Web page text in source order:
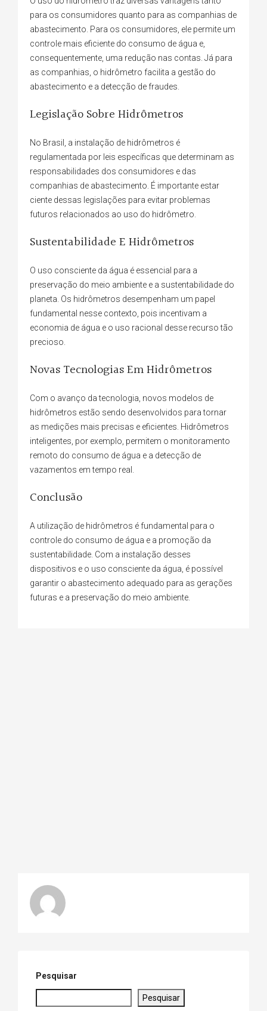
para os consumidores quanto para as companhias de
abastecimento. Para os consumidores, ele permite um
controle mais eficiente do consumo de água e,
consequentemente, uma redução nas contas. Já para
as companhias, o hidrômetro facilita a gestão do
abastecimento e a detecção de fraudes.
Legislação Sobre Hidrômetros
No Brasil, a instalação de hidrômetros é
regulamentada por leis específicas que determinam as
responsabilidades dos consumidores e das
companhias de abastecimento. É importante estar
ciente dessas legislações para evitar problemas
futuros relacionados ao uso do hidrômetro.
Sustentabilidade E Hidrômetros
O uso consciente da água é essencial para a
preservação do meio ambiente e a sustentabilidade do
planeta. Os hidrômetros desempenham um papel
fundamental nesse contexto, pois incentivam a
economia de água e o uso racional desse recurso tão
precioso.
Novas Tecnologias Em Hidrômetros
Com o avanço da tecnologia, novos modelos de
hidrômetros estão sendo desenvolvidos para tornar
as medições mais precisas e eficientes. Hidrômetros
inteligentes, por exemplo, permitem o monitoramento
remoto do consumo de água e a detecção de
vazamentos em tempo real.
Conclusão
A utilização de hidrômetros é fundamental para o
controle do consumo de água e a promoção da
sustentabilidade. Com a instalação desses
dispositivos e o uso consciente da água, é possível
garantir o abastecimento adequado para as gerações
futuras e a preservação do meio ambiente.
Pesquisar
Pesquisar